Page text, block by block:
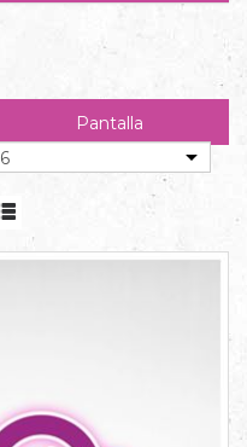
Pantalla